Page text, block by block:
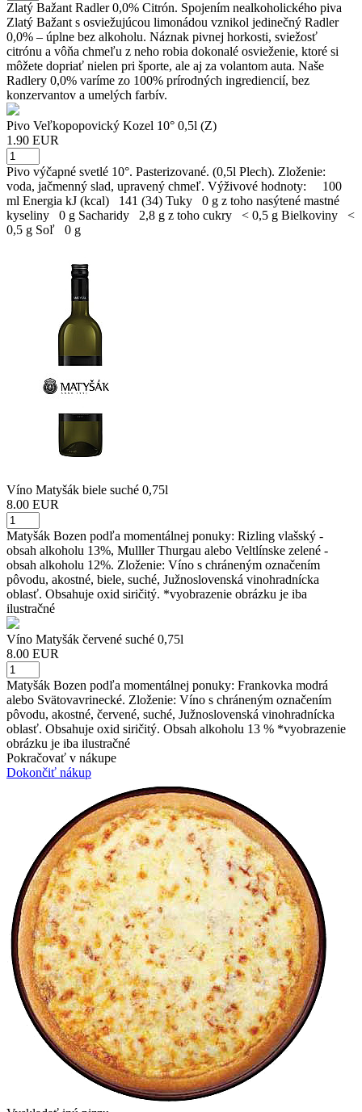
Zlatý Bažant Radler 0,0% Citrón. Spojením nealkoholického piva
Zlatý Bažant s osviežujúcou limonádou vznikol jedinečný Radler
0,0% – úplne bez alkoholu. Náznak pivnej horkosti, sviežosť
citrónu a vôňa chmeľu z neho robia dokonalé osvieženie, ktoré si
môžete dopriať nielen pri športe, ale aj za volantom auta. Naše
Radlery 0,0% varíme zo 100% prírodných ingrediencií, bez
konzervantov a umelých farbív.
Pivo Veľkopopovický Kozel 10° 0,5l (Z)
1.90 EUR
Pivo výčapné svetlé 10°. Pasterizované. (0,5l Plech). Zloženie:
voda, jačmenný slad, upravený chmeľ. Výživové hodnoty: 100
ml Energia kJ (kcal) 141 (34) Tuky 0 g z toho nasýtené mastné
kyseliny 0 g Sacharidy 2,8 g z toho cukry < 0,5 g Bielkoviny <
0,5 g Soľ 0 g
Víno Matyšák biele suché 0,75l
8.00 EUR
Matyšák Bozen podľa momentálnej ponuky: Rizling vlašský -
obsah alkoholu 13%, Mulller Thurgau alebo Veltlínske zelené -
obsah alkoholu 12%. Zloženie: Víno s chráneným označením
pôvodu, akostné, biele, suché, Južnoslovenská vinohradnícka
oblasť. Obsahuje oxid siričitý. *vyobrazenie obrázku je iba
ilustračné
Víno Matyšák červené suché 0,75l
8.00 EUR
Matyšák Bozen podľa momentálnej ponuky: Frankovka modrá
alebo Svätovavrinecké. Zloženie: Víno s chráneným označením
pôvodu, akostné, červené, suché, Južnoslovenská vinohradnícka
oblasť. Obsahuje oxid siričitý. Obsah alkoholu 13 % *vyobrazenie
obrázku je iba ilustračné
Pokračovať v nákupe
Dokončiť nákup